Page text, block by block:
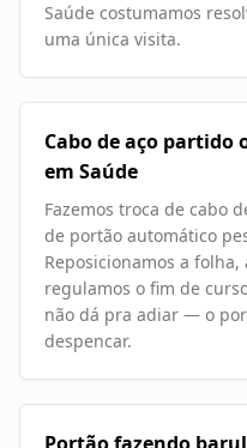
Saúde costumamos
uma única visita.
Cabo de aço
em Saúde
Fazemos troca de cabo
de portão automático
Reposicionamos a
regulamos o fim de
não dá pra adiar — o
despencar.